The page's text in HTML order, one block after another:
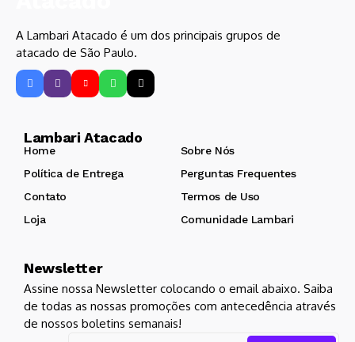
A Lambari Atacado é um dos principais grupos de
atacado de São Paulo.
Lambari Atacado
Home
Sobre Nós
Política de Entrega
Perguntas Frequentes
Contato
Termos de Uso
Loja
Comunidade Lambari
Newsletter
Assine nossa Newsletter colocando o email abaixo. Saiba
de todas as nossas promoções com antecedência através
de nossos boletins semanais!